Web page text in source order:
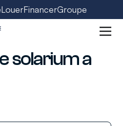
LouerFinancerGroupe
solarium a